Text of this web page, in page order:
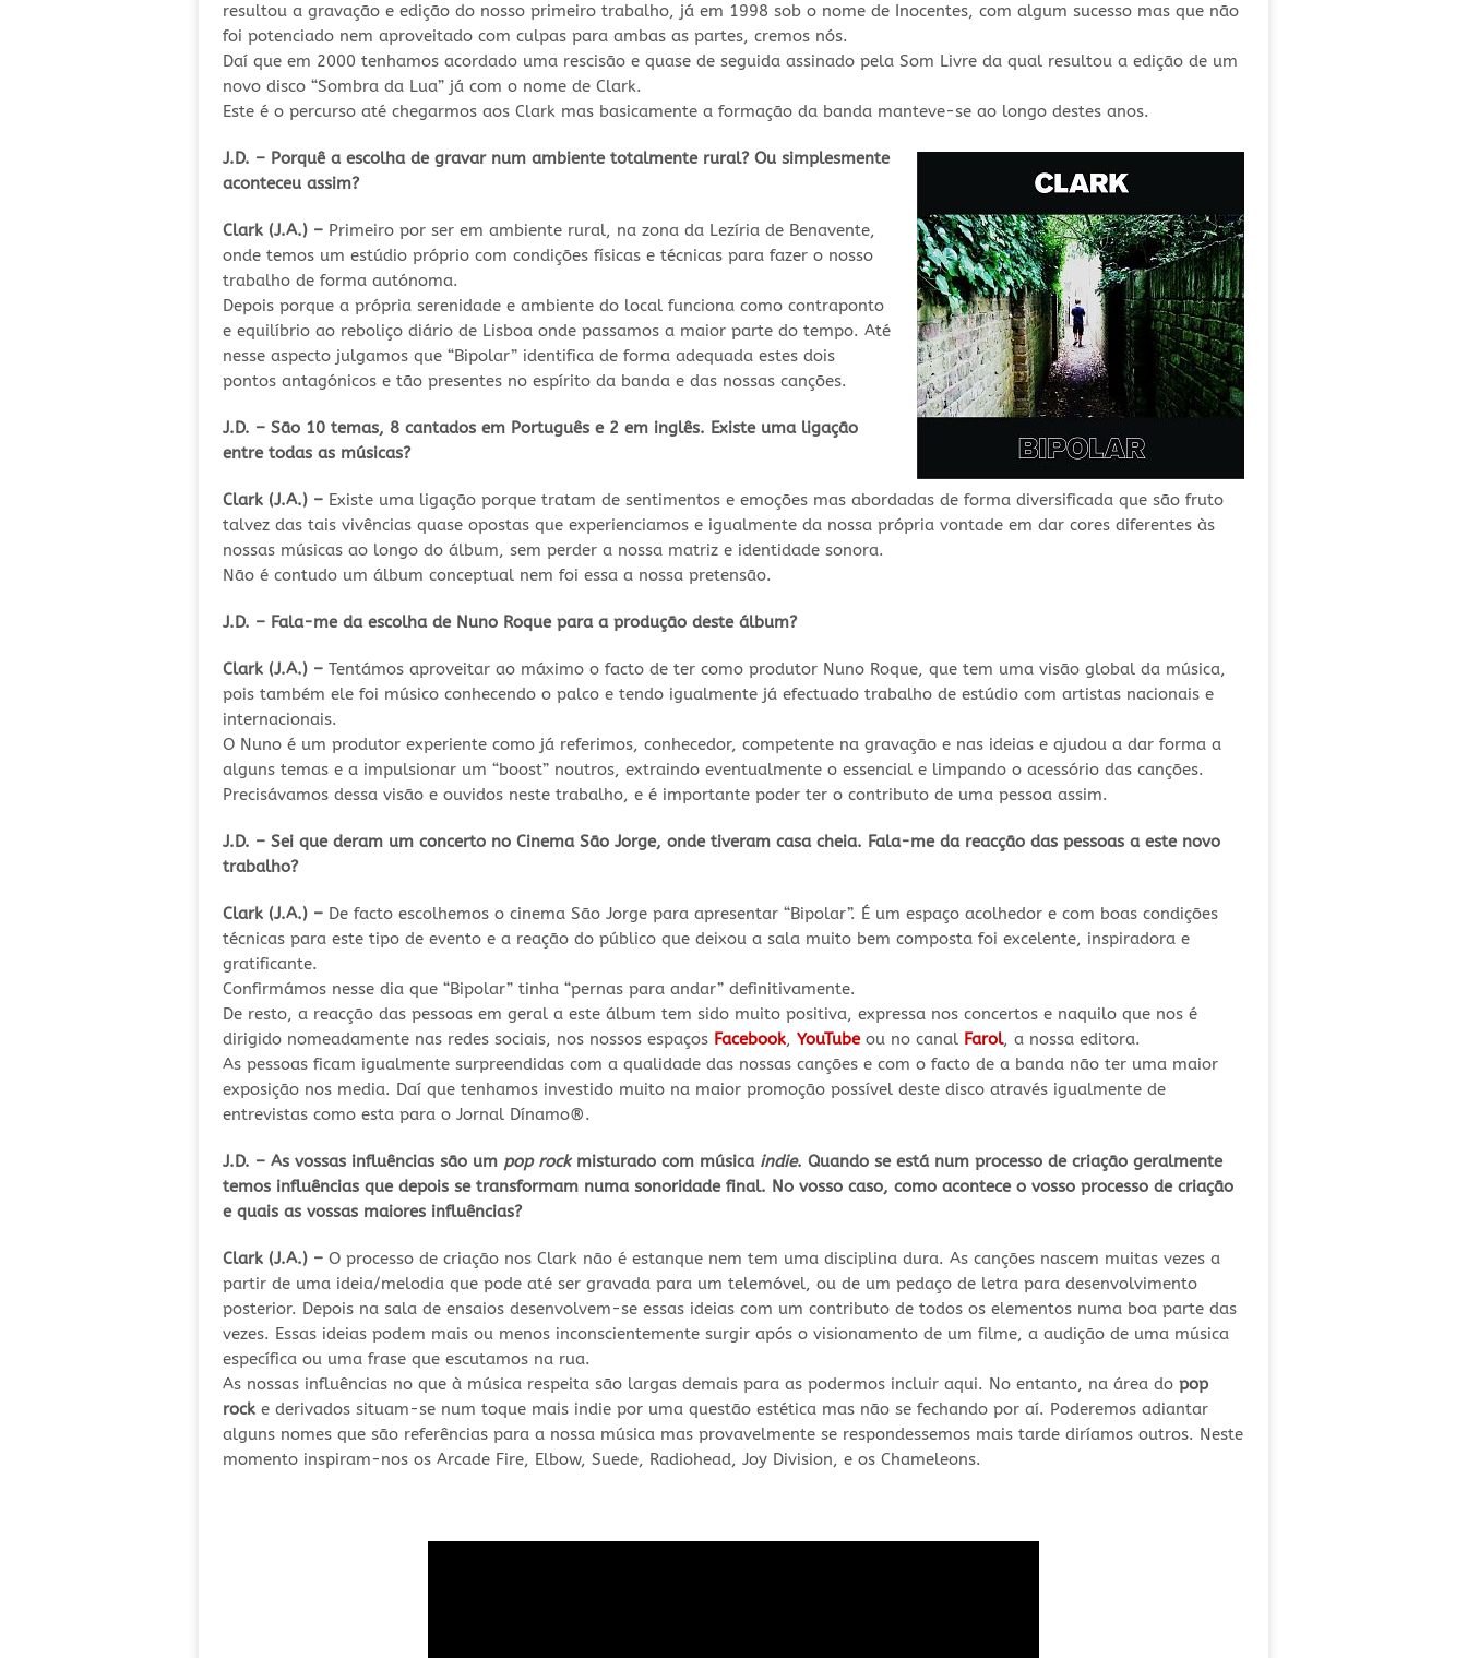
resultou a gravação e edição do nosso primeiro trabalho, já em 1998 sob o nome de Inocentes, com algum sucesso mas que não
foi potenciado nem aproveitado com culpas para ambas as partes, cremos nós.
Daí que em 2000 tenhamos acordado uma rescisão e quase de seguida assinado pela Som Livre da qual resultou a edição de um
novo disco “Sombra da Lua” já com o nome de Clark.
Este é o percurso até chegarmos aos Clark mas basicamente a formação da banda manteve-se ao longo destes anos.
J.D. – Porquê a escolha de gravar num ambiente totalmente rural? Ou simplesmente
aconteceu assim?
Clark (J.A.) –Primeiro por ser em ambiente rural, na zona da Lezíria de Benavente,
onde temos um estúdio próprio com condições físicas e técnicas para fazer o nosso
trabalho de forma autónoma.
Depois porque a própria serenidade e ambiente do local funciona como contraponto
e equilíbrio ao reboliço diário de Lisboa onde passamos a maior parte do tempo. Até
nesse aspecto julgamos que “Bipolar” identifica de forma adequada estes dois
pontos antagónicos e tão presentes no espírito da banda e das nossas canções.
J.D. – São 10 temas, 8 cantados em Português e 2 em inglês. Existe uma ligação
entre todas as músicas?
Clark (J.A.) –Existe uma ligação porque tratam de sentimentos e emoções mas abordadas de forma diversificada que são fruto
talvez das tais vivências quase opostas que experienciamos e igualmente da nossa própria vontade em dar cores diferentes às
nossas músicas ao longo do álbum, sem perder a nossa matriz e identidade sonora.
Não é contudo um álbum conceptual nem foi essa a nossa pretensão.
J.D. – Fala-me da escolha de Nuno Roque para a produção deste álbum?
Clark (J.A.) –Tentámos aproveitar ao máximo o facto de ter como produtor Nuno Roque, que tem uma visão global da música,
pois também ele foi músico conhecendo o palco e tendo igualmente já efectuado trabalho de estúdio com artistas nacionais e
internacionais.
O Nuno é um produtor experiente como já referimos, conhecedor, competente na gravação e nas ideias e ajudou a dar forma a
alguns temas e a impulsionar um “boost” noutros, extraindo eventualmente o essencial e limpando o acessório das canções.
Precisávamos dessa visão e ouvidos neste trabalho, e é importante poder ter o contributo de uma pessoa assim.
J.D. – Sei que deram um concerto no Cinema São Jorge, onde tiveram casa cheia. Fala-me da reacção das pessoas a este novo
trabalho?
Clark (J.A.) –De facto escolhemos o cinema São Jorge para apresentar “Bipolar”. É um espaço acolhedor e com boas condições
técnicas para este tipo de evento e a reação do público que deixou a sala muito bem composta foi excelente, inspiradora e
gratificante.
Confirmámos nesse dia que “Bipolar” tinha “pernas para andar” definitivamente.
De resto, a reacção das pessoas em geral a este álbum tem sido muito positiva, expressa nos concertos e naquilo que nos é
dirigido nomeadamente nas redes sociais, nos nossos espaços Facebook, YouTubeou no canal Farol, a nossa editora.
As pessoas ficam igualmente surpreendidas com a qualidade das nossas canções e com o facto de a banda não ter uma maior
exposição nos media. Daí que tenhamos investido muito na maior promoção possível deste disco através igualmente de
entrevistas como esta para o Jornal Dínamo®.
J.D. – As vossas influências são um pop rockmisturado com música indie. Quando se está num processo de criação geralmente
temos influências que depois se transformam numa sonoridade final. No vosso caso, como acontece o vosso processo de criação
e quais as vossas maiores influências?
Clark (J.A.) –O processo de criação nos Clark não é estanque nem tem uma disciplina dura. As canções nascem muitas vezes a
partir de uma ideia/melodia que pode até ser gravada para um telemóvel, ou de um pedaço de letra para desenvolvimento
posterior. Depois na sala de ensaios desenvolvem-se essas ideias com um contributo de todos os elementos numa boa parte das
vezes. Essas ideias podem mais ou menos inconscientemente surgir após o visionamento de um filme, a audição de uma música
específica ou uma frase que escutamos na rua.
As nossas influências no que à música respeita são largas demais para as podermos incluir aqui. No entanto, na área do pop
rocke derivados situam-se num toque mais indie por uma questão estética mas não se fechando por aí. Poderemos adiantar
alguns nomes que são referências para a nossa música mas provavelmente se respondessemos mais tarde diríamos outros. Neste
momento inspiram-nos os Arcade Fire, Elbow, Suede, Radiohead, Joy Division, e os Chameleons.